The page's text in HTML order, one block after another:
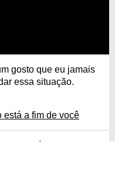
gosto que eu jamais
essa situação.
está a fim de você